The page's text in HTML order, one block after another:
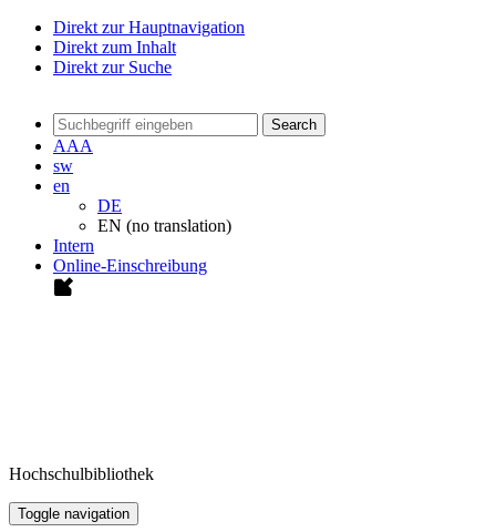
Direkt zur Hauptnavigation
Direkt zum Inhalt
Direkt zur Suche
Search
AAA
sw
en
DE
EN (no translation)
Intern
Online-Einschreibung
Hochschulbibliothek
Toggle navigation